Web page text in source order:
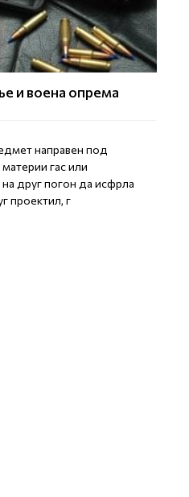
и воена опрема
направен под
гас или
друг погон да исфрла
проектил, г